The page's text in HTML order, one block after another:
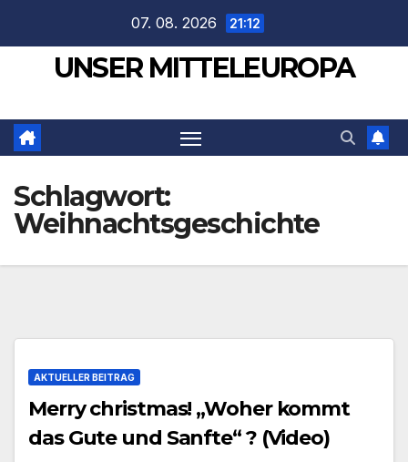
springen
07. 08. 2026 21:12
UNSER MITTELEUROPA
Schlagwort:
Weihnachtsgeschichte
AKTUELLER BEITRAG
Merry christmas! „Woher kommt
das Gute und Sanfte“ ? (Video)